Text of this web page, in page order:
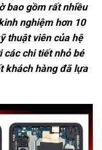
bao gồm rất nhiều
nghiệm hơn 10
thuật viên của hệ
các chi tiết nhỏ bé
khách hàng đã lựa